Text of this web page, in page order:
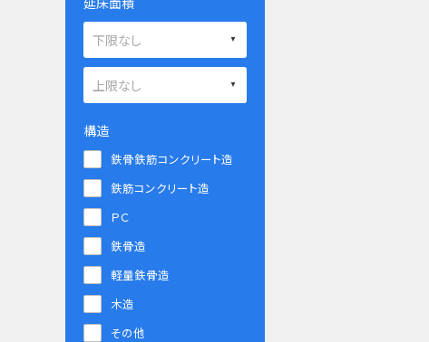
構造
鉄骨鉄筋コンクリート造
鉄筋コンクリート造
ＰＣ
鉄骨造
軽量鉄骨造
木造
その他